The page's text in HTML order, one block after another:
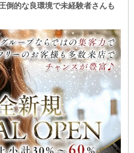
えします。
せん。
ますよ♪
を稼いじゃいましょう！
さい◎
す！
的な良環境で未経験者さんも